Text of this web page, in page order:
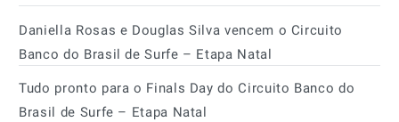
Daniella Rosas e Douglas Silva vencem o Circuito
Banco do Brasil de Surfe – Etapa Natal
Tudo pronto para o Finals Day do Circuito Banco do
Brasil de Surfe – Etapa Natal